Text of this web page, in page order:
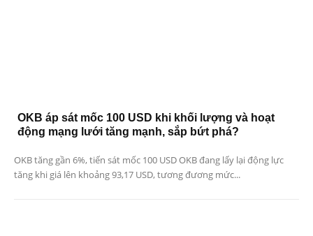
OKB áp sát mốc 100 USD khi khối lượng và hoạt
động mạng lưới tăng mạnh, sắp bứt phá?
OKB tăng gần 6%, tiến sát mốc 100 USD OKB đang lấy lại động lực
tăng khi giá lên khoảng 93,17 USD, tương đương mức...